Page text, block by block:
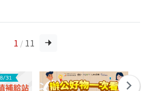
1 / 11